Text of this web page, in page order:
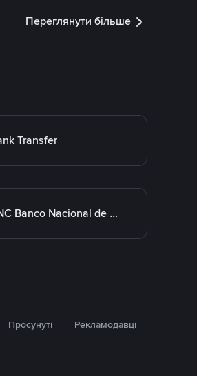
Переглянути більше
Transfer
BNC Banco Nacional de Crédito
Просунуті Рекламодавці